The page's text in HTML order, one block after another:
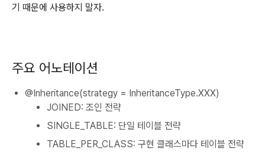
기 때문에 사용하지 말자.
주요 어노테이션
@Inheritance(strategy = InheritanceType.XXX)
JOINED: 조인 전략
SINGLE_TABLE: 단일 테이블 전략
TABLE_PER_CLASS: 구현 클래스마다 테이블 전략